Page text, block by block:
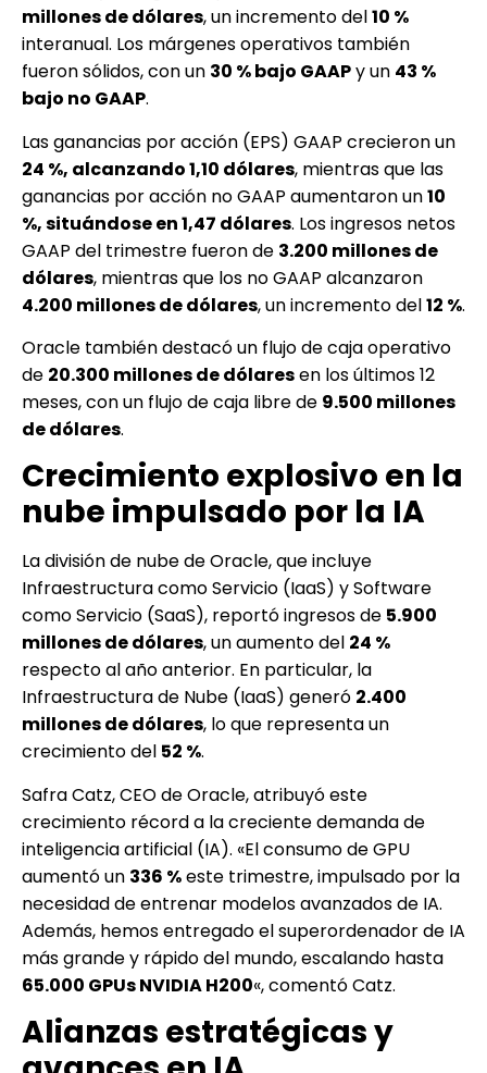
millones de dólares, un incremento del10 %
interanual. Los márgenes operativos también
fueron sólidos, con un 30 % bajo GAAPy un 43 %
bajo no GAAP.
Las ganancias por acción (EPS) GAAP crecieron un
24 %, alcanzando 1,10 dólares, mientras que las
ganancias por acción no GAAP aumentaron un10
%, situándose en 1,47 dólares. Los ingresos netos
GAAP del trimestre fueron de 3.200 millones de
dólares, mientras que los no GAAP alcanzaron
4.200 millones de dólares, un incremento del12 %.
Oracle también destacó un flujo de caja operativo
de 20.300 millones de dólaresen los últimos 12
meses, con un flujo de caja libre de 9.500 millones
de dólares.
Crecimiento explosivo en la
nube impulsado por la IA
La división de nube de Oracle, que incluye
Infraestructura como Servicio (IaaS) y Software
como Servicio (SaaS), reportó ingresos de 5.900
millones de dólares, un aumento del 24 %
respecto al año anterior. En particular, la
Infraestructura de Nube (IaaS) generó 2.400
millones de dólares, lo que representa un
crecimiento del 52 %.
Safra Catz, CEO de Oracle, atribuyó este
crecimiento récord a la creciente demanda de
inteligencia artificial (IA). «El consumo de GPU
aumentó un 336 %este trimestre, impulsado por la
necesidad de entrenar modelos avanzados de IA.
Además, hemos entregado el superordenador de IA
más grande y rápido del mundo, escalando hasta
65.000 GPUs NVIDIA H200«, comentó Catz.
Alianzas estratégicas y